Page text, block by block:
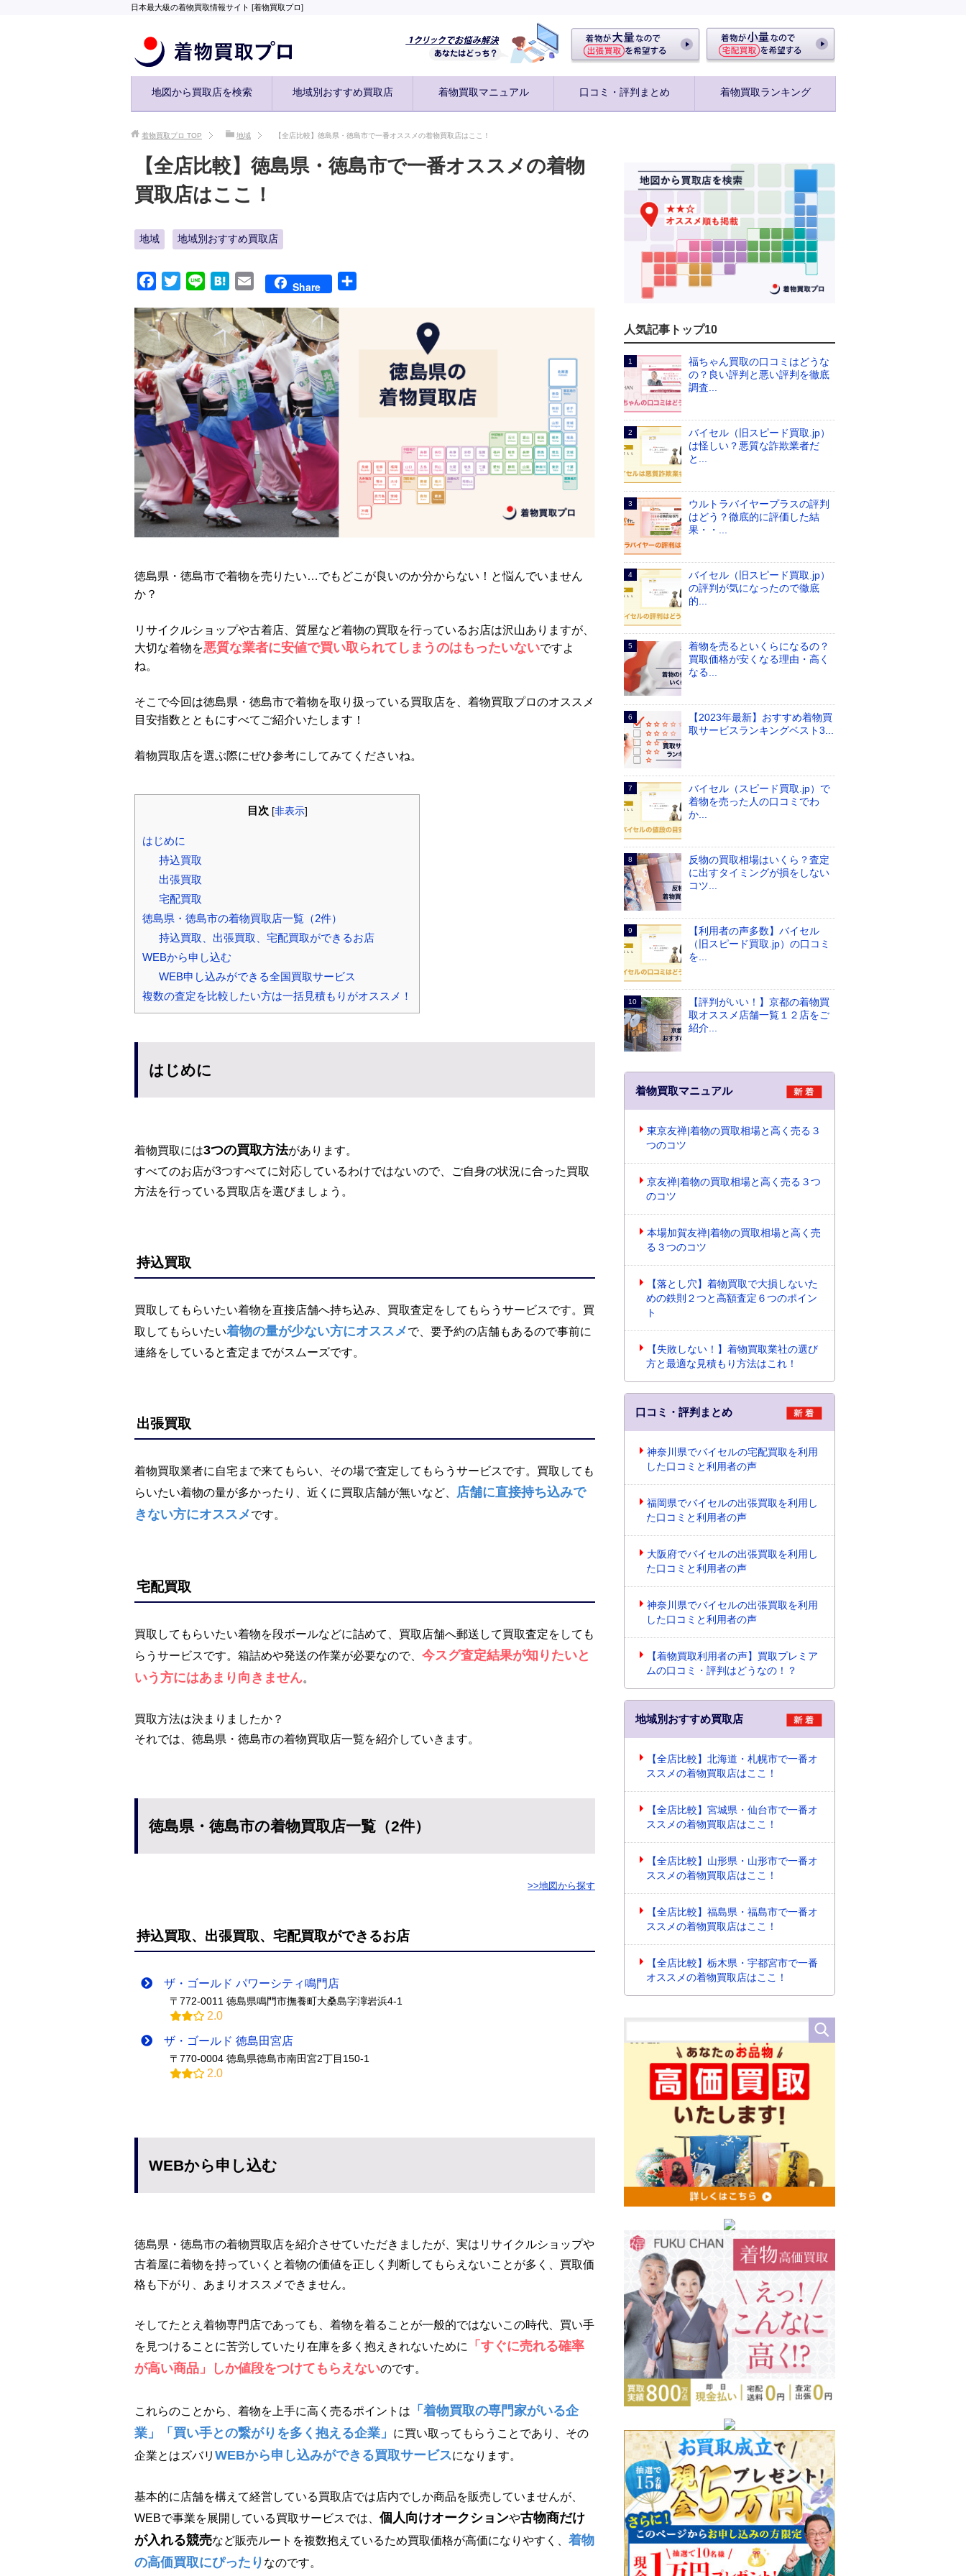
日本最大級の着物買取情報サイト [着物買取プロ]
地図から買取店を検索 地域別おすすめ買取店 着物買取マニュアル 口コミ・評判まとめ 着物買取ランキング
着物買取プロ TOP 地域 【全店比較】徳島県・徳島市で一番オススメの着物買取店はここ！
【全店比較】徳島県・徳島市で一番オススメの着物
買取店はここ！
地域 地域別おすすめ買取店
c
e
b
o
o
k
i
t
t
e
r
n
t
e
n
a
a
i
Share
徳島県・徳島市で着物を売りたい…でもどこが良いのか分からない！と悩んでいません
か？
リサイクルショップや古着店、質屋など着物の買取を行っているお店は沢山ありますが、
大切な着物を悪質な業者に安値で買い取られてしまうのはもったいないですよ
ね。
そこで今回は徳島県・徳島市で着物を取り扱っている買取店を、着物買取プロのオススメ
目安指数とともにすべてご紹介いたします！
着物買取店を選ぶ際にぜひ参考にしてみてくださいね。
目次 [非表示]
はじめに
持込買取
出張買取
宅配買取
徳島県・徳島市の着物買取店一覧（2件）
持込買取、出張買取、宅配買取ができるお店
WEBから申し込む
WEB申し込みができる全国買取サービス
複数の査定を比較したい方は一括見積もりがオススメ！
はじめに
着物買取には3つの買取方法があります。
すべてのお店が3つすべてに対応しているわけではないので、ご自身の状況に合った買取
方法を行っている買取店を選びましょう。
持込買取
買取してもらいたい着物を直接店舗へ持ち込み、買取査定をしてもらうサービスです。買
取してもらいたい着物の量が少ない方にオススメで、要予約の店舗もあるので事前に
連絡をしていると査定までがスムーズです。
出張買取
着物買取業者に自宅まで来てもらい、その場で査定してもらうサービスです。買取しても
らいたい着物の量が多かったり、近くに買取店舗が無いなど、 店舗に直接持ち込みで
きない方にオススメです。
宅配買取
買取してもらいたい着物を段ボールなどに詰めて、買取店舗へ郵送して買取査定をしても
らうサービスです。箱詰めや発送の作業が必要なので、 今スグ査定結果が知りたいと
いう方にはあまり向きません。
買取方法は決まりましたか？
それでは、徳島県・徳島市の着物買取店一覧を紹介していきます。
徳島県・徳島市の着物買取店一覧（2件）
>>地図から探す
持込買取、出張買取、宅配買取ができるお店
ザ・ゴールド パワーシティ鳴門店
〒772-0011 徳島県鳴門市撫養町大桑島字濘岩浜4-1
2.0
ザ・ゴールド 徳島田宮店
〒770-0004 徳島県徳島市南田宮2丁目150-1
2.0
WEBから申し込む
徳島県・徳島市の着物買取店を紹介させていただきましたが、実はリサイクルショップや
古着屋に着物を持っていくと着物の価値を正しく判断してもらえないことが多く、買取価
格も下がり、あまりオススメできません。
そしてたとえ着物専門店であっても、着物を着ることが一般的ではないこの時代、買い手
を見つけることに苦労していたり在庫を多く抱えきれないために
「すぐに売れる確率
が高い商品」しか値段をつけてもらえないのです。
これらのことから、着物を上手に高く売るポイントは
「着物買取の専門家がいる企
業」「買い手との繋がりを多く抱える企業」
に買い取ってもらうことであり、その
企業とはズバリ WEBから申し込みができる買取サービスになります。
基本的に店舗を構えて経営している買取店では店内でしか商品を販売していませんが、
WEBで事業を展開している買取サービスでは、 個人向けオークションや古物商だけ
が入れる競売など販売ルートを複数抱えているため買取価格が高価になりやすく、 着物
の高価買取にぴったり なのです。
人気記事トップ10
福ちゃん買取の口コミはどうな
の？良い評判と悪い評判を徹底
調査...
バイセル（旧スピード買取.jp）
は怪しい？悪質な詐欺業者だ
と...
ウルトラバイヤープラスの評判
はどう？徹底的に評価した結
果・・...
バイセル（旧スピード買取.jp）
の評判が気になったので徹底
的...
着物を売るといくらになるの？
買取価格が安くなる理由・高く
なる...
【2023年最新】おすすめ着物買
取サービスランキングベスト3...
バイセル（スピード買取.jp）で
着物を売った人の口コミでわ
か...
反物の買取相場はいくら？査定
に出すタイミングが損をしない
コツ...
【利用者の声多数】バイセル
（旧スピード買取.jp）の口コミ
を...
【評判がいい！】京都の着物買
取オススメ店舗一覧１２店をご
紹介...
着物買取マニュアル
東京友禅|着物の買取相場と高く売る３
つのコツ
京友禅|着物の買取相場と高く売る３つ
のコツ
本場加賀友禅|着物の買取相場と高く売
る３つのコツ
【落とし穴】着物買取で大損しないた
めの鉄則２つと高額査定６つのポイン
ト
【失敗しない！】着物買取業社の選び
方と最適な見積もり方法はこれ！
口コミ・評判まとめ
神奈川県でバイセルの宅配買取を利用
した口コミと利用者の声
福岡県でバイセルの出張買取を利用し
た口コミと利用者の声
大阪府でバイセルの出張買取を利用し
た口コミと利用者の声
神奈川県でバイセルの出張買取を利用
した口コミと利用者の声
【着物買取利用者の声】買取プレミア
ムの口コミ・評判はどうなの！？
地域別おすすめ買取店
【全店比較】北海道・札幌市で一番オ
ススメの着物買取店はここ！
【全店比較】宮城県・仙台市で一番オ
ススメの着物買取店はここ！
【全店比較】山形県・山形市で一番オ
ススメの着物買取店はここ！
【全店比較】福島県・福島市で一番オ
ススメの着物買取店はここ！
【全店比較】栃木県・宇都宮市で一番
オススメの着物買取店はここ！